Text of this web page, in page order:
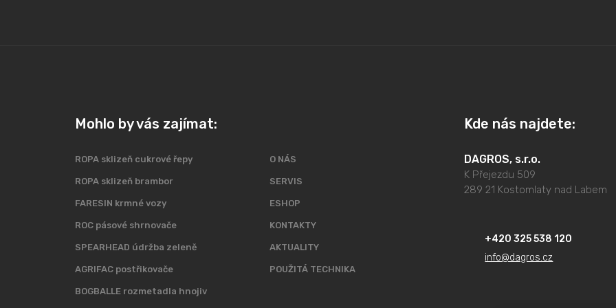
Mohlo by vás zajímat:
ROPA sklizeň cukrové řepy
ROPA sklizeň brambor
FARESIN krmné vozy
ROC pásové shrnovače
SPEARHEAD údržba zeleně
AGRIFAC postřikovače
BOGBALLE rozmetadla hnojiv
O NÁS
SERVIS
ESHOP
KONTAKTY
AKTUALITY
POUŽITÁ TECHNIKA
Kde nás najdete:
DAGROS, s.r.o.
K Přejezdu 509
289 21 Kostomlaty nad Labem
+420 325 538 120
info@dagros.cz